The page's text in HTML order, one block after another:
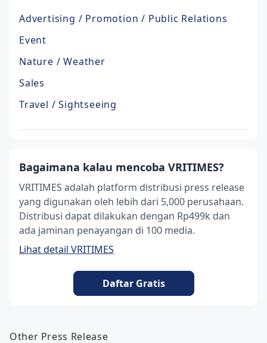
Advertising / Promotion / Public Relations
Event
Nature / Weather
Sales
Travel / Sightseeing
Bagaimana kalau mencoba VRITIMES?
VRITIMES adalah platform distribusi press release
yang digunakan oleh lebih dari 5,000 perusahaan.
Distribusi dapat dilakukan dengan Rp499k dan
ada jaminan penayangan di 100 media.
Lihat detail VRITIMES
Daftar Gratis
Other Press Release